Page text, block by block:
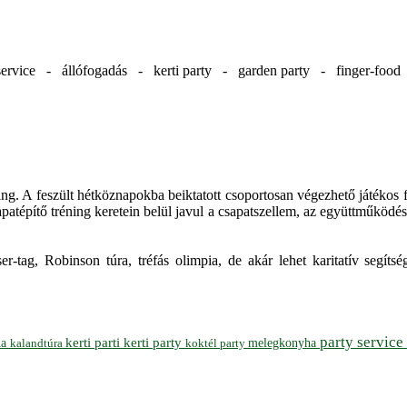
service - állófogadás - kerti party - garden party - finger-
A feszült hétköznapokba beiktatott csoportosan végezhető
tréning keretein belül javul a csapatszellem, az
tag, Robinson túra, tréfás olimpia, de akár lehet karitatív
kalandtúra kerti parti kerti party koktél party melegkonyha party service